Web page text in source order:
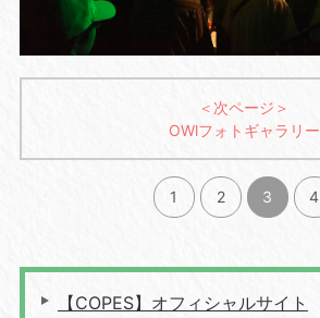
＜次ページ＞
OWlフォトギャラリー
1 2 3 4
【COPES】オフィシャルサイト